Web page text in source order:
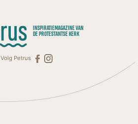
INSPIRATIEMAGAZINE VAN
DE PROTESTANTSE KERK
Volg Petrus